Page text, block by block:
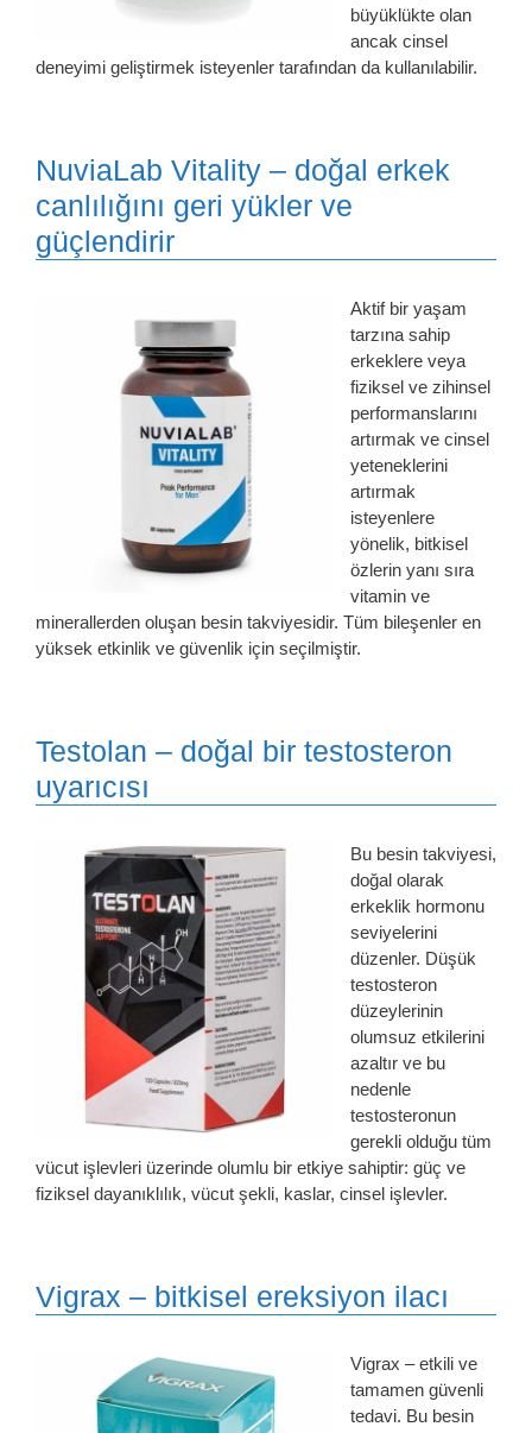
büyüklükte olan
ancak cinsel
deneyimi geliştirmek isteyenler tarafından da kullanılabilir.
NuviaLab Vitality – doğal erkek
canlılığını geri yükler ve
güçlendirir
Aktif bir yaşam
tarzına sahip
erkeklere veya
fiziksel ve zihinsel
performanslarını
artırmak ve cinsel
yeteneklerini
artırmak
isteyenlere
yönelik, bitkisel
özlerin yanı sıra
vitamin ve
minerallerden oluşan besin takviyesidir. Tüm bileşenler en
yüksek etkinlik ve güvenlik için seçilmiştir.
Testolan – doğal bir testosteron
uyarıcısı
Bu besin takviyesi,
doğal olarak
erkeklik hormonu
seviyelerini
düzenler. Düşük
testosteron
düzeylerinin
olumsuz etkilerini
azaltır ve bu
nedenle
testosteronun
gerekli olduğu tüm
vücut işlevleri üzerinde olumlu bir etkiye sahiptir: güç ve
fiziksel dayanıklılık, vücut şekli, kaslar, cinsel işlevler.
Vigrax – bitkisel ereksiyon ilacı
Vigrax – etkili ve
tamamen güvenli
tedavi. Bu besin